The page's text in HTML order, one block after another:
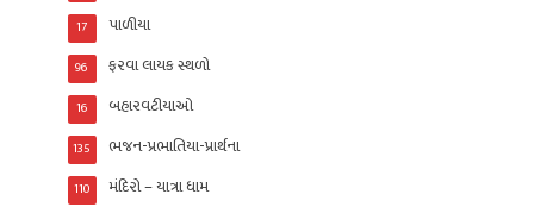
પાળીયા
17
ફરવા લાયક સ્થળો
96
બહારવટીયાઓ
16
ભજન-પ્રભાતિયા-પ્રાર્થના
135
મંદિરો – યાત્રા ધામ
110